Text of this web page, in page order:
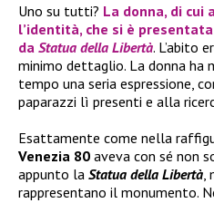
Uno su tutti? La donna, di cui
l’identità, che si è
da Statua della Libertà. L’abito
minimo dettaglio. La donna
tempo una seria espressione,
paparazzi lì presenti e alla
Esattamente come nella
Venezia 80 aveva con sé non
appunto la Statua della Libertà
rappresentano il monumento.